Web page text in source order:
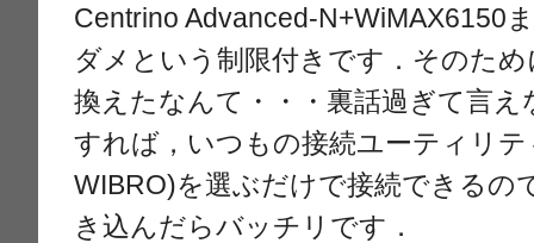
Centrino Advanced-N+WiMAX6150
ダメという制限付きです．そのた
換えたなんて・・・裏話過ぎて言
すれば，いつもの接続ユーティリ
WIBRO)を選ぶだけで接続できるの
き込んだらバッチリです．